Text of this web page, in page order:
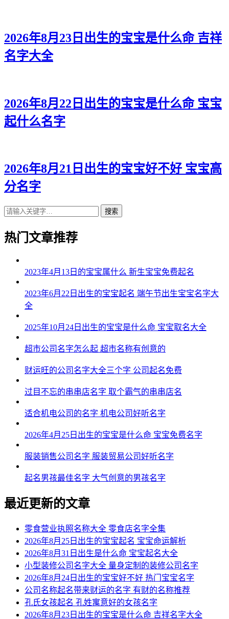
2026年8月23日出生的宝宝是什么命 吉祥
名字大全
2026年8月22日出生的宝宝是什么命 宝宝
起什么名字
2026年8月21日出生的宝宝好不好 宝宝高
分名字
搜索
热门文章推荐
2023年4月13日的宝宝属什么 新生宝宝免费起名
2023年6月22日出生的宝宝起名 端午节出生宝宝名字大
全
2025年10月24日出生的宝宝是什么命 宝宝取名大全
超市公司名字怎么起 超市名称有创意的
财运旺的公司名字大全三个字 公司起名免费
过目不忘的串串店名字 取个霸气的串串店名
适合机电公司的名字 机电公司好听名字
2026年4月25日出生的宝宝是什么命 宝宝免费名字
服装销售公司名字 服装贸易公司好听名字
起名男孩最佳名字 大气创意的男孩名字
最近更新的文章
零食营业执照名称大全 零食店名字全集
2026年8月25日出生的宝宝起名 宝宝命运解析
2026年8月31日出生是什么命 宝宝起名大全
小型装修公司名字大全 量身定制的装修公司名字
2026年8月24日出生的宝宝好不好 热门宝宝名字
公司名称起名带来财运的名字 有财的名称推荐
孔氏女孩起名 孔姓寓意好的女孩名字
2026年8月23日出生的宝宝是什么命 吉祥名字大全